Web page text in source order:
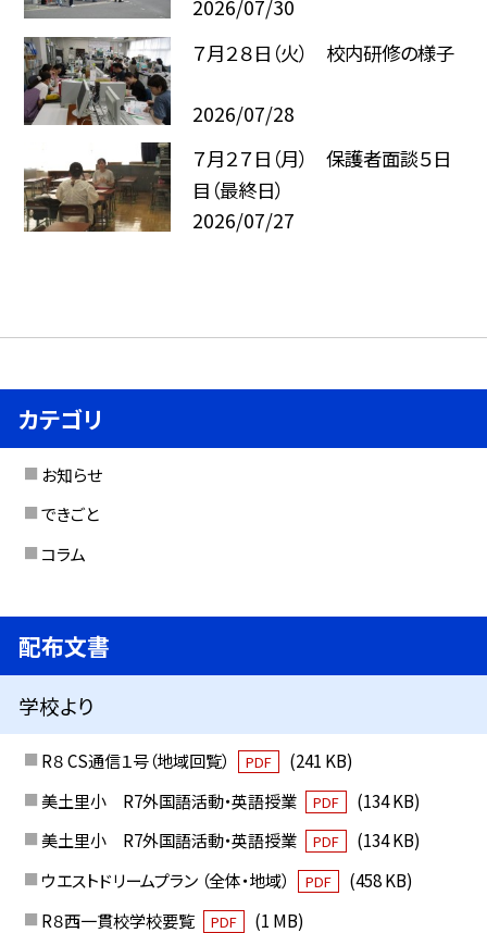
2026/07/30
７月２８日（火） 校内研修の様子
2026/07/28
７月２７日（月） 保護者面談５日
目（最終日）
2026/07/27
カテゴリ
お知らせ
できごと
コラム
配布文書
学校より
R８ CS通信１号（地域回覧） PDF
(241 KB)
美土里小 R7外国語活動・英語授業
PDF
(134 KB)
美土里小 R7外国語活動・英語授業
PDF
(134 KB)
ウエストドリームプラン （全体・地域）
PDF
(458 KB)
R８西一貫校学校要覧
PDF
(1 MB)